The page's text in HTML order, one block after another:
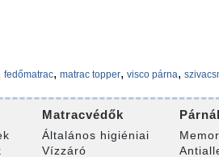
fedőmatrac, matrac topper, visco párna,
Matracvédők
Általános higiéniai
Vízzáró